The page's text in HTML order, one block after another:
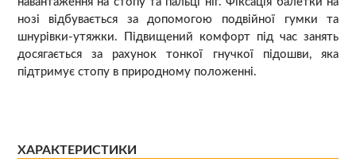
нозі відбувається за допомогою подвійної гумки та
шнурівки-утяжки. Підвищений комфорт під час занять
досягається за рахунок тонкої гнучкої підошви, яка
підтримує стопу в природному положенні.
ХАРАКТЕРИСТИКИ